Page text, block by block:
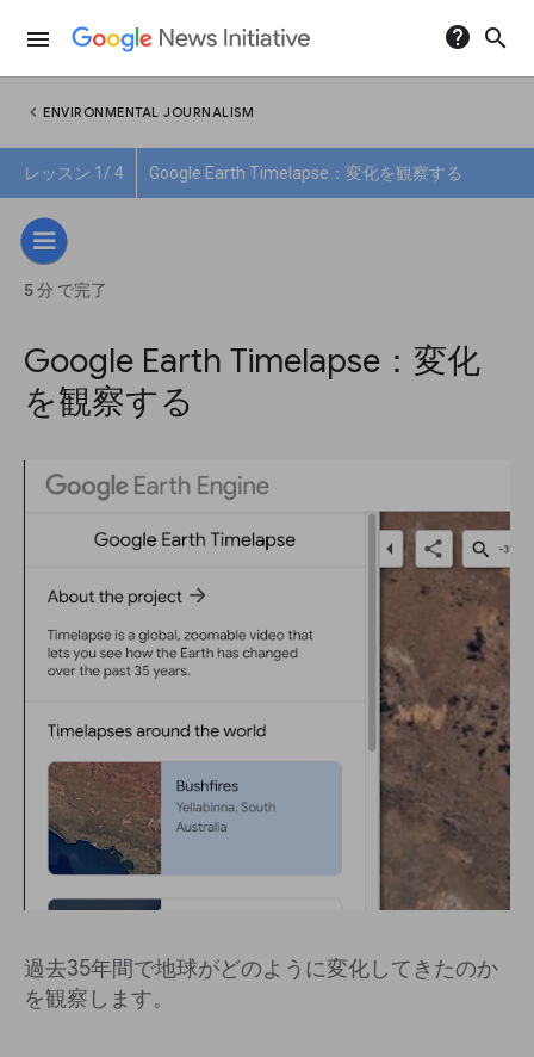
menu help search
chevron_left ENVIRONMENTAL JOURNALISM
レッスン 1/ 4 Google Earth Timelapse：変化を観察する
5 分 で完了
Google Earth Timelapse：変化
を観察する
過去35年間で地球がどのように変化してきたのか
を観察します。